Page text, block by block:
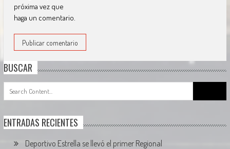
próxima vez que
haga un comentario.
BUSCAR
for:
ENTRADAS RECIENTES
Deportivo Estrella se llevó el primer Regional